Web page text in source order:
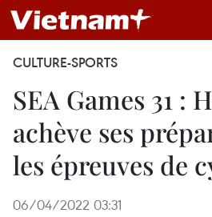
CULTURE-SPORTS
SEA Games 31 :
achève ses
les épreuves de
06/04/2022 03:31